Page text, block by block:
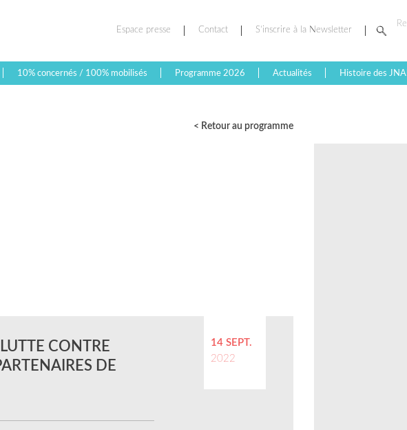
Espace presse Contact S’inscrire à la Newsletter
10% concernés / 100% mobilisés Programme 2026 Actualités Histoire des JNAI
< Retour au programme
14 SEPT.
2022
CONTRE
DE